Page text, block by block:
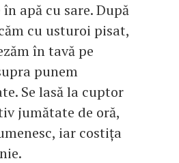
apă cu sare. După
cu usturoi pisat,
în tavă pe
punem
Se lasă la cuptor
jumătate de oră,
iar costiţa